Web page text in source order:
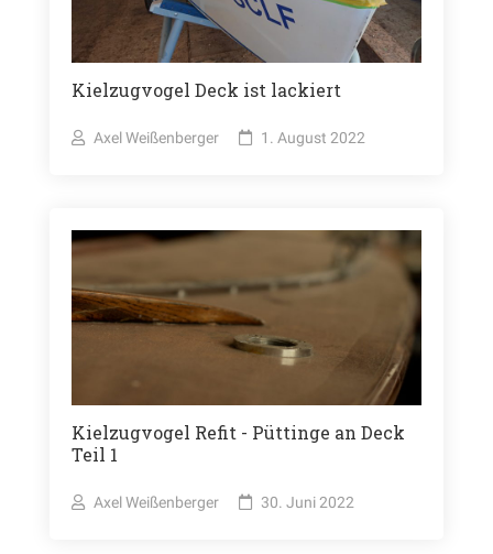
Kielzugvogel Deck ist lackiert
Axel Weißenberger 1. August 2022
Kielzugvogel Refit - Püttinge an Deck
Teil 1
Axel Weißenberger 30. Juni 2022